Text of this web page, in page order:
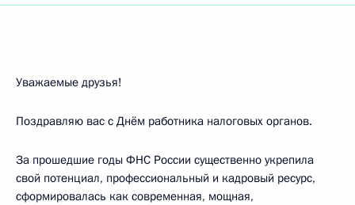
Уважаемые друзья!
Поздравляю вас с Днём работника налоговых органов.
За прошедшие годы ФНС России существенно укрепила
свой потенциал, профессиональный и кадровый ресурс,
сформировалась как современная, мощная,